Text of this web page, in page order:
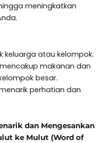
meningkatkan
keluarga atau kelompok.
makanan dan
besar.
perhatian dan
dan Mengesankan
ke Mulut (Word of